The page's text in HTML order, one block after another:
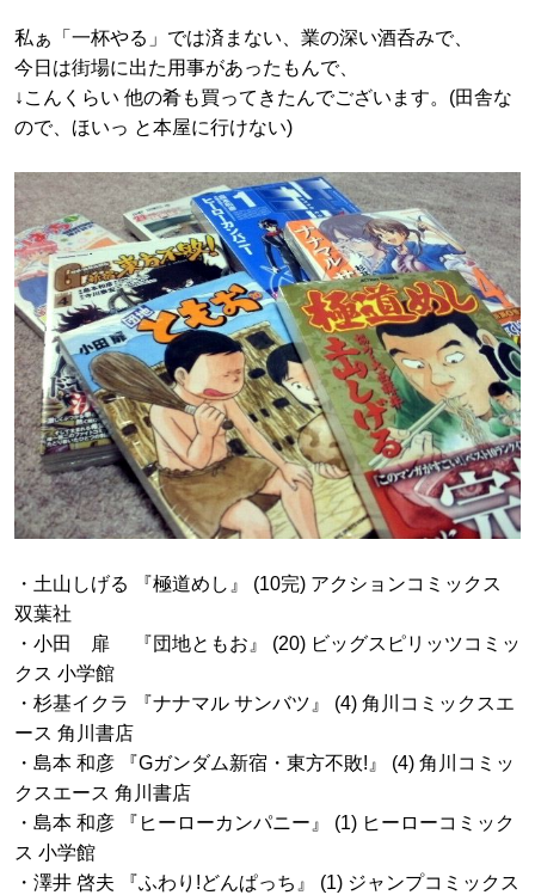
私ぁ「一杯やる」では済まない、業の深い酒呑みで、
今日は街場に出た用事があったもんで、
↓こんくらい 他の肴も買ってきたんでございます。(田舎な
ので、ほいっ と本屋に行けない)
・土山しげる 『極道めし』 (10完) アクションコミックス
双葉社
・小田 扉 『団地ともお』 (20) ビッグスピリッツコミッ
クス 小学館
・杉基イクラ 『ナナマル サンバツ』 (4) 角川コミックスエ
ース 角川書店
・島本 和彦 『Gガンダム新宿・東方不敗!』 (4) 角川コミッ
クスエース 角川書店
・島本 和彦 『ヒーローカンパニー』 (1) ヒーローコミック
ス 小学館
・澤井 啓夫 『ふわり!どんぱっち』 (1) ジャンプコミックス